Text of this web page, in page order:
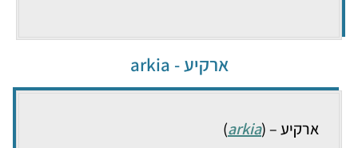
ארקיע - arkia
ארקיע – (arkia
)